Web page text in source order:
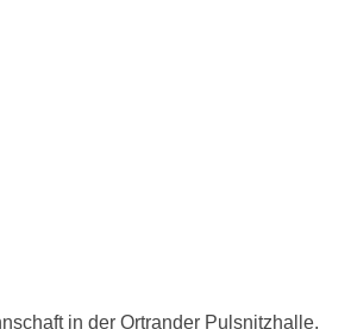
in der Ortrander Pulsnitzhalle.